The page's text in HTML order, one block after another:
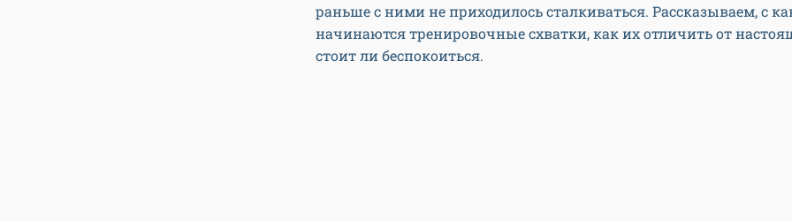
раньше с ними не приходилось сталкиваться. Рассказываем, с
начинаются тренировочные схватки, как их отличить от
стоит ли беспокоиться.